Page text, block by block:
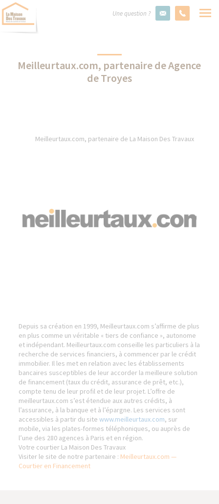
Une question ?
Meilleurtaux.com, partenaire de Agence
de Troyes
Meilleurtaux.com, partenaire de La Maison Des Travaux
Depuis sa création en 1999, Meilleurtaux.com s’affirme de plus
en plus comme un véritable « tiers de confiance », autonome
et indépendant. Meilleurtaux.com conseille les particuliers à la
recherche de services financiers, à commencer par le crédit
immobilier. Il les met en relation avec les établissements
bancaires susceptibles de leur accorder la meilleure solution
de financement (taux du crédit, assurance de prêt, etc.),
compte tenu de leur profil et de leur projet. L’offre de
meilleurtaux.com s’est étendue aux autres crédits, à
l’assurance, à la banque et à l’épargne. Les services sont
accessibles à partir du sitewww.meilleurtaux.com, sur
mobile, via les plates-formes téléphoniques, ou auprès de
l’une des 280 agences à Paris et en région.
Votre courtier La Maison Des Travaux
Visiter le site de notre partenaire : Meilleurtaux.com —
Courtier en Financement